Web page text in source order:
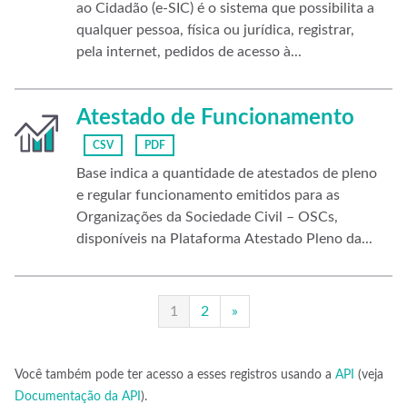
ao Cidadão (e-SIC) é o sistema que possibilita a
qualquer pessoa, física ou jurídica, registrar,
pela internet, pedidos de acesso à...
Atestado de Funcionamento
CSV PDF
Base indica a quantidade de atestados de pleno
e regular funcionamento emitidos para as
Organizações da Sociedade Civil – OSCs,
disponíveis na Plataforma Atestado Pleno da...
1 2 »
Você também pode ter acesso a esses registros usando a API (veja
Documentação da API ).